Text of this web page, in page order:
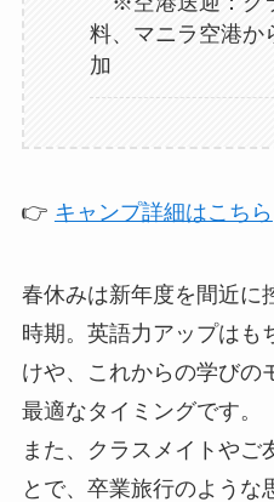
料、マニラ空港か
加
👉 キャンプ詳細はこちら
春休みは新年度を間近に
時期。英語力アップはも
けや、これからの学びの
最適なタイミングです。
また、クラスメイトやご
とで、卒業旅行のような